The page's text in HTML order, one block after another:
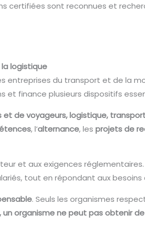
certifiées sont reconnues et
logistique
entreprises du transport et de la
et finance plusieurs dispositifs
de voyageurs, logistique,
, l’alternance, lesprojets de
et aux exigences
tout en répondant aux besoins
. Seuls les organismes
organisme ne peut pas obtenir